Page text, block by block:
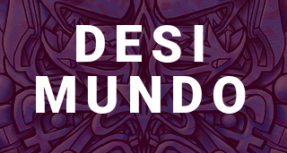
DESI
MUNDO